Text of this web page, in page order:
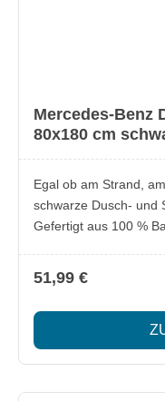
Mercedes-Benz
80x180 cm
Egal ob am Strand,
schwarze Dusch- und
Gefertigt aus 100 %
Mercedes Stern
überzeugt es mit
vielseitigem Einsatz. Lieferumfang: 1x Dusch- und
Strandtuch Besonderheiten: Farbe: schwarz Material: 100
saugfähiges Material für
51,99 €